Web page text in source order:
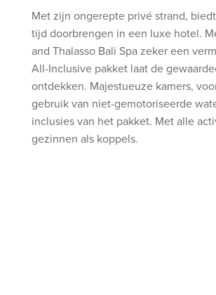
Met zijn ongerepte privé strand,
tijd doorbrengen in een luxe hotel.
and Thalasso Bali Spa zeker een
All-Inclusive pakket laat de
ontdekken. Majestueuze kamers,
gebruik van niet-gemotoriseerde
inclusies van het pakket. Met alle
gezinnen als koppels.